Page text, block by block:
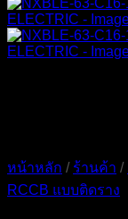
หน้าหลัก / ร้านค้า /
RCCB แบบติดราง